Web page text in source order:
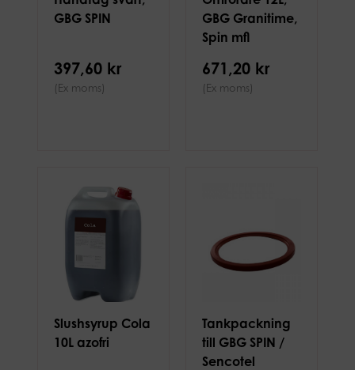
GBG SPIN
397,60 kr
(Ex moms)
GBG Granitime,
Spin mfl
671,20 kr
(Ex moms)
Slushsyrup Cola
10L azofri
Tankpackning
till GBG SPIN /
Sencotel